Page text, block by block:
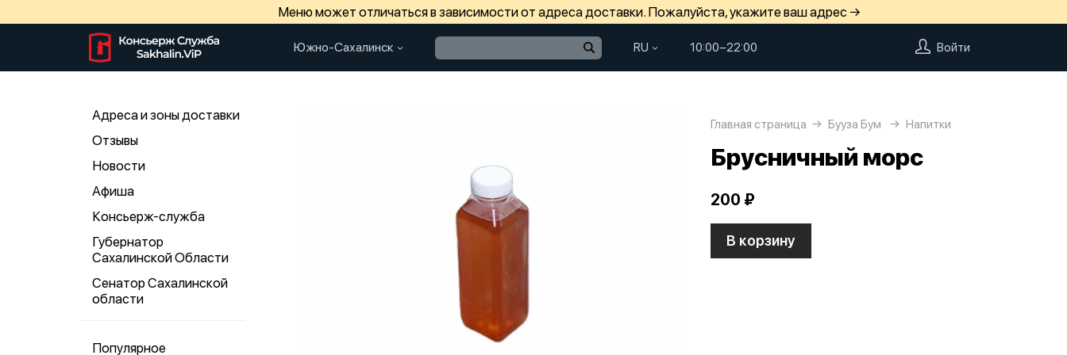
Меню может отличаться в зависимости от адреса доставки. Пожалуйста, укажите ваш адрес →
Южно-Сахалинск RU 10:00−22:00 Войти
Адреса и зоны доставки
Отзывы
Новости
Афиша
Консьерж-служба
Губернатор
Сахалинской Области
Сенатор Сахалинской
области
Популярное
Главная страница Бууза Бум Напитки
Брусничный морс
200 ₽
В корзину